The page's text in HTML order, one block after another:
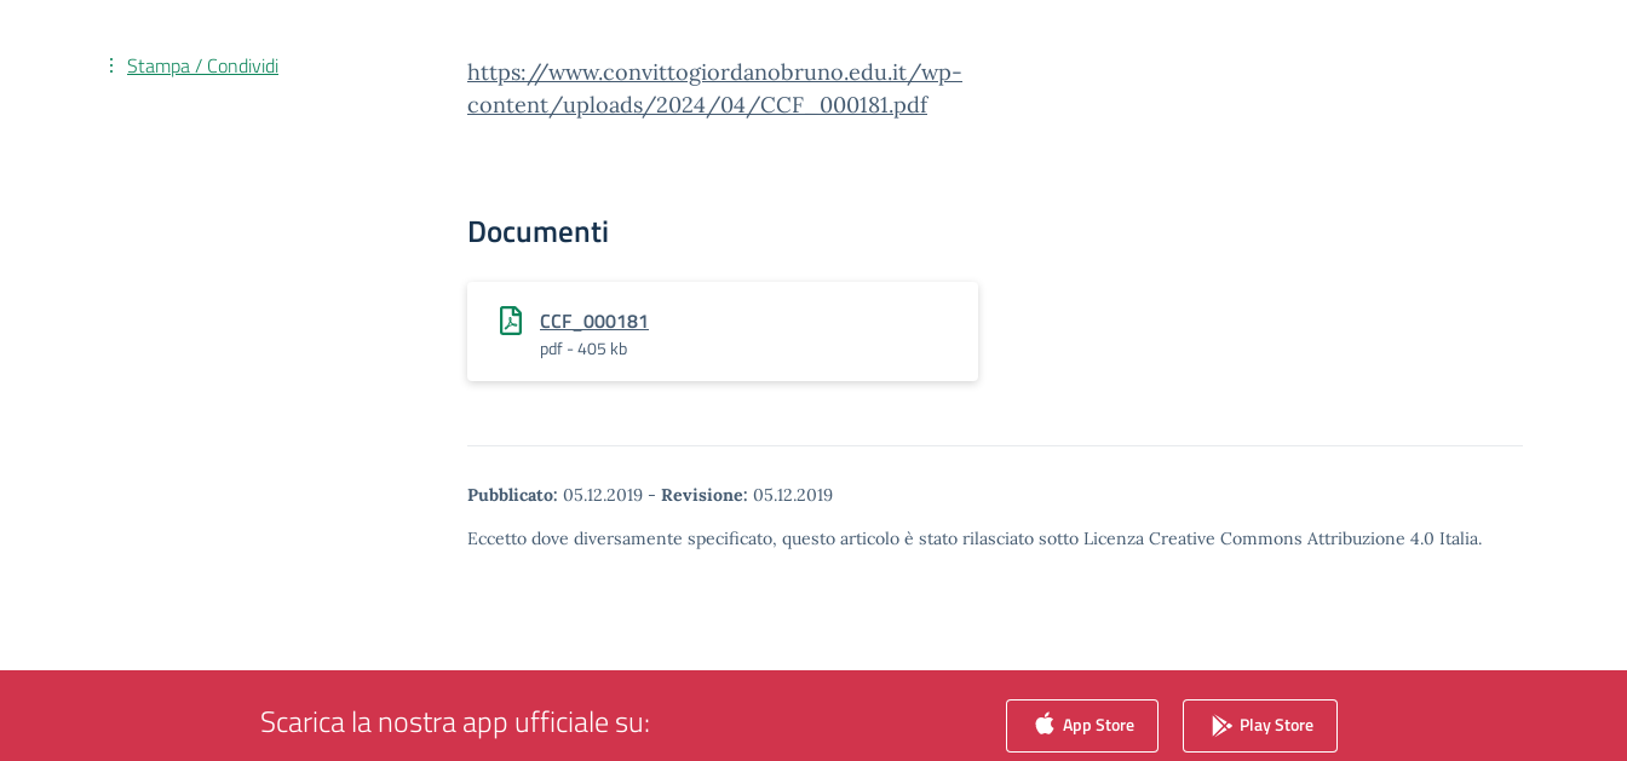
https://www.convittogiordanobruno.edu.it/wp-
content/uploads/2024/04/CCF_000181.pdf
Documenti
CCF_000181
pdf - 405 kb
Pubblicato: 05.12.2019 - Revisione: 05.12.2019
Eccetto dove diversamente specificato, questo articolo è stato rilasciato sotto Licenza Creative Commons Attribuzione 4.0 Italia.
Stampa / Condividi
Scarica la nostra app ufficiale su: App Store Play Store